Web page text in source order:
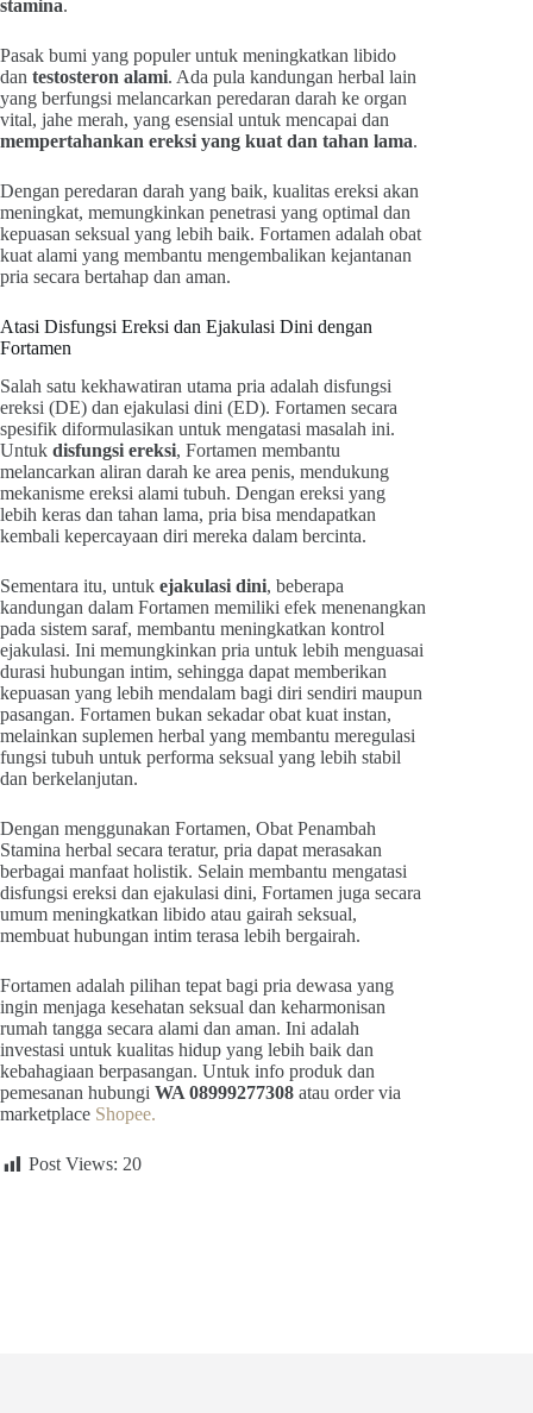
stamina.
Pasak bumi yang populer untuk meningkatkan libido
dan testosteron alami. Ada pula kandungan herbal lain
yang berfungsi melancarkan peredaran darah ke organ
vital, jahe merah, yang esensial untuk mencapai dan
mempertahankan ereksi yang kuat dan tahan lama.
Dengan peredaran darah yang baik, kualitas ereksi akan
meningkat, memungkinkan penetrasi yang optimal dan
kepuasan seksual yang lebih baik. Fortamen adalah obat
kuat alami yang membantu mengembalikan kejantanan
pria secara bertahap dan aman.
Atasi Disfungsi Ereksi dan Ejakulasi Dini dengan
Fortamen
Salah satu kekhawatiran utama pria adalah disfungsi
ereksi (DE) dan ejakulasi dini (ED). Fortamen secara
spesifik diformulasikan untuk mengatasi masalah ini.
Untuk disfungsi ereksi, Fortamen membantu
melancarkan aliran darah ke area penis, mendukung
mekanisme ereksi alami tubuh. Dengan ereksi yang
lebih keras dan tahan lama, pria bisa mendapatkan
kembali kepercayaan diri mereka dalam bercinta.
Sementara itu, untuk ejakulasi dini, beberapa
kandungan dalam Fortamen memiliki efek menenangkan
pada sistem saraf, membantu meningkatkan kontrol
ejakulasi. Ini memungkinkan pria untuk lebih menguasai
durasi hubungan intim, sehingga dapat memberikan
kepuasan yang lebih mendalam bagi diri sendiri maupun
pasangan. Fortamen bukan sekadar obat kuat instan,
melainkan suplemen herbal yang membantu meregulasi
fungsi tubuh untuk performa seksual yang lebih stabil
dan berkelanjutan.
Dengan menggunakan Fortamen, Obat Penambah
Stamina herbal secara teratur, pria dapat merasakan
berbagai manfaat holistik. Selain membantu mengatasi
disfungsi ereksi dan ejakulasi dini, Fortamen juga secara
umum meningkatkan libido atau gairah seksual,
membuat hubungan intim terasa lebih bergairah.
Fortamen adalah pilihan tepat bagi pria dewasa yang
ingin menjaga kesehatan seksual dan keharmonisan
rumah tangga secara alami dan aman. Ini adalah
investasi untuk kualitas hidup yang lebih baik dan
kebahagiaan berpasangan. Untuk info produk dan
pemesanan hubungi WA 08999277308 atau order via
marketplace Shopee.
Post Views: 20